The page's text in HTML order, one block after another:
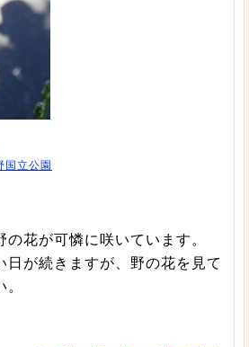
国立公園
花が可憐に咲いています。
日が続きますが、野の花を見て